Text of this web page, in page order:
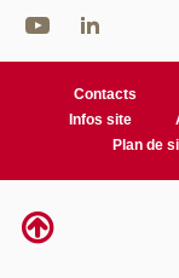
Contacts
Infos site
Plan de